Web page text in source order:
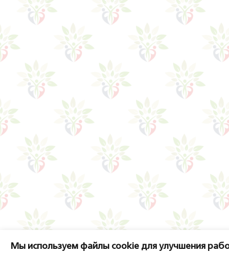
Мы используем файлы cookie для улучшения